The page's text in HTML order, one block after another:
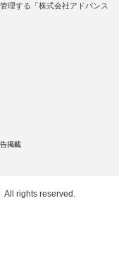
理する「株式会社アドバンス
掲載
All rights reserved.